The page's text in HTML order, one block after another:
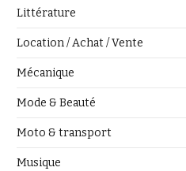
Littérature
Location / Achat / Vente
Mécanique
Mode & Beauté
Moto & transport
Musique